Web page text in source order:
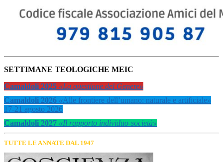
SETTIMANE TEOLOGICHE MEIC
Camaldoli 2025 «La questione del Genere»
Camaldoli 2026 «Alle frontiere dell’umano: naturale e artificiale»
17-21 agosto 2026
Camaldoli 2027 «Il rapporto individuo-società»
TUTTE LE ANNATE DAL 1947